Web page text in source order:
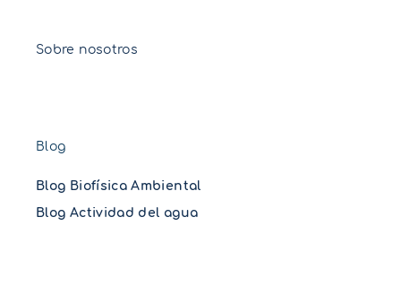
Sobre nosotros
Blog
Blog Biofísica Ambiental
Blog Actividad del agua